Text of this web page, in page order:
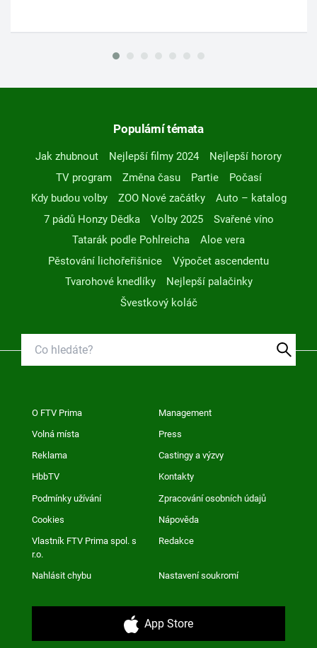
Populární témata
Jak zhubnout Nejlepší filmy 2024
Nejlepší horory
TV program
Změna času Partie
Počasí
Kdy budou volby
ZOO Nové začátky
Auto – katalog
7 pádů Honzy Dědka
Volby 2025
Svařené víno
Tatarák podle Pohlreicha
Aloe vera
Pěstování lichořeřišnice
Výpočet ascendentu
Tvarohové knedlíky
Nejlepší palačinky
Švestkový koláč
O FTV Prima Management
Volná místa Press
Reklama Castingy a výzvy
HbbTV Kontakty
Podmínky užívání Zpracování osobních údajů
Cookies Nápověda
Vlastník FTV Prima spol. s
r.o.
Redakce
Nahlásit chybu Nastavení soukromí
App Store